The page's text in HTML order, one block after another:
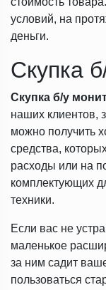
условий, на
деньги.
Скупка
Скупка б/у
наших клиентов,
можно получить
средства,
расходы или на
комплектующих
техники.
Если вас не
маленькое
за ним садит
пользоваться